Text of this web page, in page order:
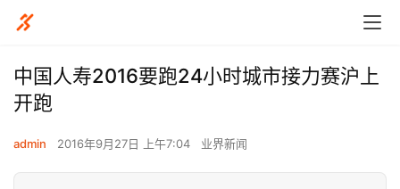
中国人寿2016要跑24小时城市接力赛沪上
开跑
admin 2016年9月27日 上午7:04 业界新闻